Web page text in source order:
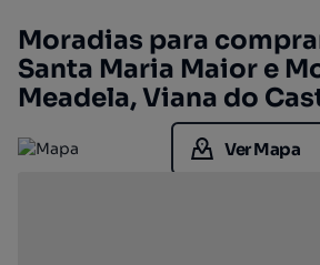
Moradias para
Santa Maria Maior e
Meadela, Viana do
Ver Mapa